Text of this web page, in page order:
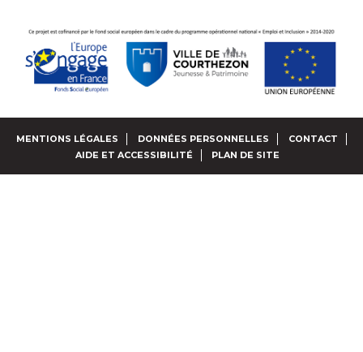
MENTIONS LÉGALES DONNÉES PERSONNELLES
CONTACT
AIDE ET ACCESSIBILITÉ
PLAN DE SITE